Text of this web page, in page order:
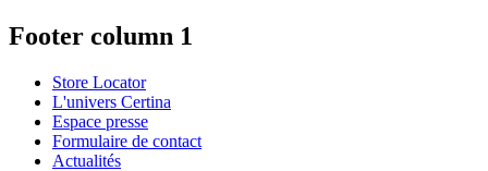
Footer column 1
Store Locator
L'univers Certina
Espace presse
Formulaire de contact
Actualités